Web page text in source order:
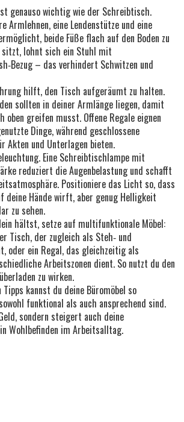
genauso wichtig wie der Schreibtisch.
Armlehnen, eine Lendenstütze und eine
beide Füße flach auf den Boden zu
sitzt, lohnt sich ein Stuhl mit
– das verhindert Schwitzen und
hilft, den Tisch aufgeräumt zu halten.
sollten in deiner Armlänge liegen, damit
oben greifen musst. Offene Regale eignen
Dinge, während geschlossene
Akten und Unterlagen bieten.
Eine Schreibtischlampe mit
reduziert die Augenbelastung und schafft
Positioniere das Licht so, dass
deine Hände wirft, aber genug Helligkeit
zu sehen.
hältst, setze auf multifunktionale Möbel:
Tisch, der zugleich als Steh‑ und
oder ein Regal, das gleichzeitig als
Arbeitszonen dient. So nutzt du den
zu wirken.
kannst du deine Büromöbel so
funktional als auch ansprechend sind.
sondern steigert auch deine
Wohlbefinden im Arbeitsalltag.